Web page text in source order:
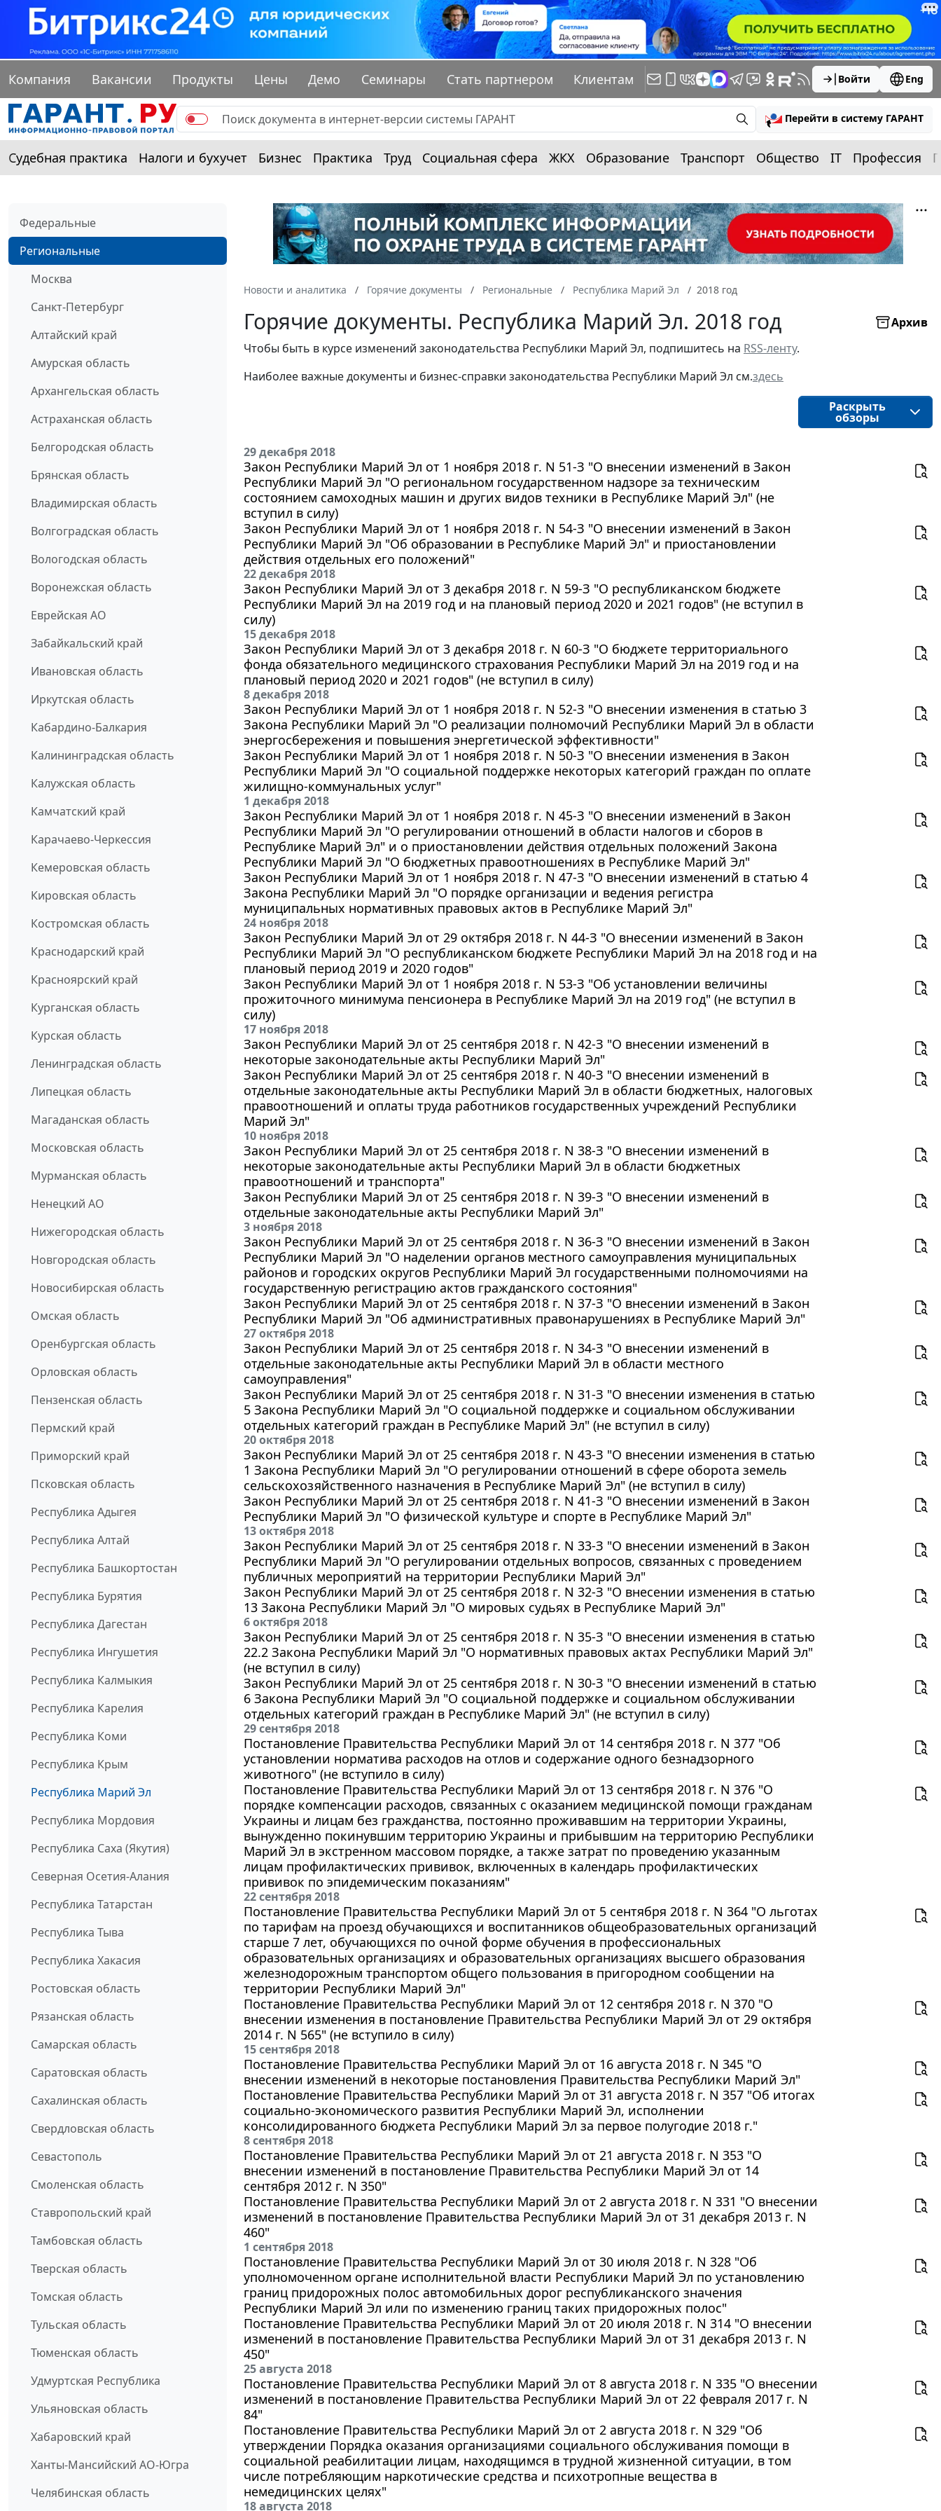
Компания Вакансии Продукты Цены Демо Семинары Стать партнером Клиентам Войти Eng
Перейти в систему ГАРАНТ
Судебная практика Налоги и бухучет Бизнес Практика Труд Социальная сфера ЖКХ Образование Транспорт Общество IT Профессия
Федеральные
Региональные
Москва
Санкт-Петербург
Алтайский край
Амурская область
Архангельская область
Астраханская область
Белгородская область
Брянская область
Владимирская область
Волгоградская область
Вологодская область
Воронежская область
Еврейская АО
Забайкальский край
Ивановская область
Иркутская область
Кабардино-Балкария
Калининградская область
Калужская область
Камчатский край
Карачаево-Черкессия
Кемеровская область
Кировская область
Костромская область
Краснодарский край
Красноярский край
Курганская область
Курская область
Ленинградская область
Липецкая область
Магаданская область
Московская область
Мурманская область
Ненецкий АО
Нижегородская область
Новгородская область
Новосибирская область
Омская область
Оренбургская область
Орловская область
Пензенская область
Пермский край
Приморский край
Псковская область
Республика Адыгея
Республика Алтай
Республика Башкортостан
Республика Бурятия
Республика Дагестан
Республика Ингушетия
Республика Калмыкия
Республика Карелия
Республика Коми
Республика Крым
Республика Марий Эл
Республика Мордовия
Республика Саха (Якутия)
Северная Осетия-Алания
Республика Татарстан
Республика Тыва
Республика Хакасия
Ростовская область
Рязанская область
Самарская область
Саратовская область
Сахалинская область
Свердловская область
Севастополь
Смоленская область
Ставропольский край
Тамбовская область
Тверская область
Томская область
Тульская область
Тюменская область
Удмуртская Республика
Ульяновская область
Хабаровский край
Ханты-Мансийский АО-Югра
Челябинская область
Новости и аналитика Горячие документы Региональные Республика Марий Эл 2018 год
Горячие документы. Республика Марий Эл. 2018 год
Архив
Чтобы быть в курсе изменений законодательства Республики Марий Эл, подпишитесь на RSS-ленту.
Наиболее важные документы и бизнес-справки законодательства Республики Марий Эл см.здесь
Раскрыть
обзоры
29 декабря 2018
Закон Республики Марий Эл от 1 ноября 2018 г. N 51-З "О внесении изменений в Закон
Республики Марий Эл "О региональном государственном надзоре за техническим
состоянием самоходных машин и других видов техники в Республике Марий Эл" (не
вступил в силу)
Закон Республики Марий Эл от 1 ноября 2018 г. N 54-З "О внесении изменений в Закон
Республики Марий Эл "Об образовании в Республике Марий Эл" и приостановлении
действия отдельных его положений"
22 декабря 2018
Закон Республики Марий Эл от 3 декабря 2018 г. N 59-З "О республиканском бюджете
Республики Марий Эл на 2019 год и на плановый период 2020 и 2021 годов" (не вступил в
силу)
15 декабря 2018
Закон Республики Марий Эл от 3 декабря 2018 г. N 60-З "О бюджете территориального
фонда обязательного медицинского страхования Республики Марий Эл на 2019 год и на
плановый период 2020 и 2021 годов" (не вступил в силу)
8 декабря 2018
Закон Республики Марий Эл от 1 ноября 2018 г. N 52-З "О внесении изменения в статью 3
Закона Республики Марий Эл "О реализации полномочий Республики Марий Эл в области
энергосбережения и повышения энергетической эффективности"
Закон Республики Марий Эл от 1 ноября 2018 г. N 50-З "О внесении изменения в Закон
Республики Марий Эл "О социальной поддержке некоторых категорий граждан по оплате
жилищно-коммунальных услуг"
1 декабря 2018
Закон Республики Марий Эл от 1 ноября 2018 г. N 45-З "О внесении изменений в Закон
Республики Марий Эл "О регулировании отношений в области налогов и сборов в
Республике Марий Эл" и о приостановлении действия отдельных положений Закона
Республики Марий Эл "О бюджетных правоотношениях в Республике Марий Эл"
Закон Республики Марий Эл от 1 ноября 2018 г. N 47-З "О внесении изменений в статью 4
Закона Республики Марий Эл "О порядке организации и ведения регистра
муниципальных нормативных правовых актов в Республике Марий Эл"
24 ноября 2018
Закон Республики Марий Эл от 29 октября 2018 г. N 44-З "О внесении изменений в Закон
Республики Марий Эл "О республиканском бюджете Республики Марий Эл на 2018 год и на
плановый период 2019 и 2020 годов"
Закон Республики Марий Эл от 1 ноября 2018 г. N 53-З "Об установлении величины
прожиточного минимума пенсионера в Республике Марий Эл на 2019 год" (не вступил в
силу)
17 ноября 2018
Закон Республики Марий Эл от 25 сентября 2018 г. N 42-З "О внесении изменений в
некоторые законодательные акты Республики Марий Эл"
Закон Республики Марий Эл от 25 сентября 2018 г. N 40-З "О внесении изменений в
отдельные законодательные акты Республики Марий Эл в области бюджетных, налоговых
правоотношений и оплаты труда работников государственных учреждений Республики
Марий Эл"
10 ноября 2018
Закон Республики Марий Эл от 25 сентября 2018 г. N 38-З "О внесении изменений в
некоторые законодательные акты Республики Марий Эл в области бюджетных
правоотношений и транспорта"
Закон Республики Марий Эл от 25 сентября 2018 г. N 39-З "О внесении изменений в
отдельные законодательные акты Республики Марий Эл"
3 ноября 2018
Закон Республики Марий Эл от 25 сентября 2018 г. N 36-З "О внесении изменений в Закон
Республики Марий Эл "О наделении органов местного самоуправления муниципальных
районов и городских округов Республики Марий Эл государственными полномочиями на
государственную регистрацию актов гражданского состояния"
Закон Республики Марий Эл от 25 сентября 2018 г. N 37-З "О внесении изменений в Закон
Республики Марий Эл "Об административных правонарушениях в Республике Марий Эл"
27 октября 2018
Закон Республики Марий Эл от 25 сентября 2018 г. N 34-З "О внесении изменений в
отдельные законодательные акты Республики Марий Эл в области местного
самоуправления"
Закон Республики Марий Эл от 25 сентября 2018 г. N 31-З "О внесении изменения в статью
5 Закона Республики Марий Эл "О социальной поддержке и социальном обслуживании
отдельных категорий граждан в Республике Марий Эл" (не вступил в силу)
20 октября 2018
Закон Республики Марий Эл от 25 сентября 2018 г. N 43-З "О внесении изменения в статью
1 Закона Республики Марий Эл "О регулировании отношений в сфере оборота земель
сельскохозяйственного назначения в Республике Марий Эл" (не вступил в силу)
Закон Республики Марий Эл от 25 сентября 2018 г. N 41-З "О внесении изменений в Закон
Республики Марий Эл "О физической культуре и спорте в Республике Марий Эл"
13 октября 2018
Закон Республики Марий Эл от 25 сентября 2018 г. N 33-З "О внесении изменений в Закон
Республики Марий Эл "О регулировании отдельных вопросов, связанных с проведением
публичных мероприятий на территории Республики Марий Эл"
Закон Республики Марий Эл от 25 сентября 2018 г. N 32-З "О внесении изменения в статью
13 Закона Республики Марий Эл "О мировых судьях в Республике Марий Эл"
6 октября 2018
Закон Республики Марий Эл от 25 сентября 2018 г. N 35-З "О внесении изменения в статью
22.2 Закона Республики Марий Эл "О нормативных правовых актах Республики Марий Эл"
(не вступил в силу)
Закон Республики Марий Эл от 25 сентября 2018 г. N 30-З "О внесении изменений в статью
6 Закона Республики Марий Эл "О социальной поддержке и социальном обслуживании
отдельных категорий граждан в Республике Марий Эл" (не вступил в силу)
29 сентября 2018
Постановление Правительства Республики Марий Эл от 14 сентября 2018 г. N 377 "Об
установлении норматива расходов на отлов и содержание одного безнадзорного
животного" (не вступило в силу)
Постановление Правительства Республики Марий Эл от 13 сентября 2018 г. N 376 "О
порядке компенсации расходов, связанных с оказанием медицинской помощи гражданам
Украины и лицам без гражданства, постоянно проживавшим на территории Украины,
вынужденно покинувшим территорию Украины и прибывшим на территорию Республики
Марий Эл в экстренном массовом порядке, а также затрат по проведению указанным
лицам профилактических прививок, включенных в календарь профилактических
прививок по эпидемическим показаниям"
22 сентября 2018
Постановление Правительства Республики Марий Эл от 5 сентября 2018 г. N 364 "О льготах
по тарифам на проезд обучающихся и воспитанников общеобразовательных организаций
старше 7 лет, обучающихся по очной форме обучения в профессиональных
образовательных организациях и образовательных организациях высшего образования
железнодорожным транспортом общего пользования в пригородном сообщении на
территории Республики Марий Эл"
Постановление Правительства Республики Марий Эл от 12 сентября 2018 г. N 370 "О
внесении изменения в постановление Правительства Республики Марий Эл от 29 октября
2014 г. N 565" (не вступило в силу)
15 сентября 2018
Постановление Правительства Республики Марий Эл от 16 августа 2018 г. N 345 "О
внесении изменений в некоторые постановления Правительства Республики Марий Эл"
Постановление Правительства Республики Марий Эл от 31 августа 2018 г. N 357 "Об итогах
социально-экономического развития Республики Марий Эл, исполнении
консолидированного бюджета Республики Марий Эл за первое полугодие 2018 г."
8 сентября 2018
Постановление Правительства Республики Марий Эл от 21 августа 2018 г. N 353 "О
внесении изменений в постановление Правительства Республики Марий Эл от 14
сентября 2012 г. N 350"
Постановление Правительства Республики Марий Эл от 2 августа 2018 г. N 331 "О внесении
изменений в постановление Правительства Республики Марий Эл от 31 декабря 2013 г. N
460"
1 сентября 2018
Постановление Правительства Республики Марий Эл от 30 июля 2018 г. N 328 "Об
уполномоченном органе исполнительной власти Республики Марий Эл по установлению
границ придорожных полос автомобильных дорог республиканского значения
Республики Марий Эл или по изменению границ таких придорожных полос"
Постановление Правительства Республики Марий Эл от 20 июля 2018 г. N 314 "О внесении
изменений в постановление Правительства Республики Марий Эл от 31 декабря 2013 г. N
450"
25 августа 2018
Постановление Правительства Республики Марий Эл от 8 августа 2018 г. N 335 "О внесении
изменений в постановление Правительства Республики Марий Эл от 22 февраля 2017 г. N
84"
Постановление Правительства Республики Марий Эл от 2 августа 2018 г. N 329 "Об
утверждении Порядка оказания организациями социального обслуживания помощи в
социальной реабилитации лицам, находящимся в трудной жизненной ситуации, в том
числе потребляющим наркотические средства и психотропные вещества в
немедицинских целях"
18 августа 2018